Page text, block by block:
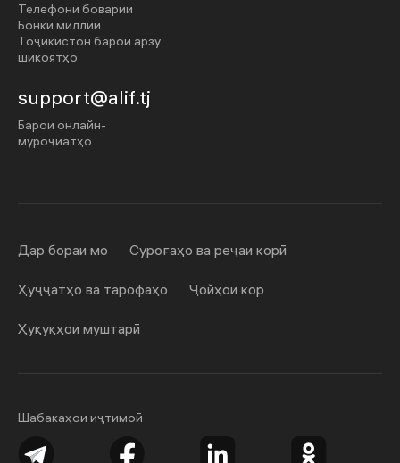
Телефони боварии
Бонки миллии
Тоҷикистон барои арзу
шикоятҳо
support@alif.tj
Барои онлайн-
муроҷиатҳо
Шабакаҳои иҷтимоӣ
Дар бораи мо Суроғаҳо ва реҷаи корӣ
Ҳуҷҷатҳо ва тарофаҳо Ҷойҳои кор
Ҳуқуқҳои муштарӣ